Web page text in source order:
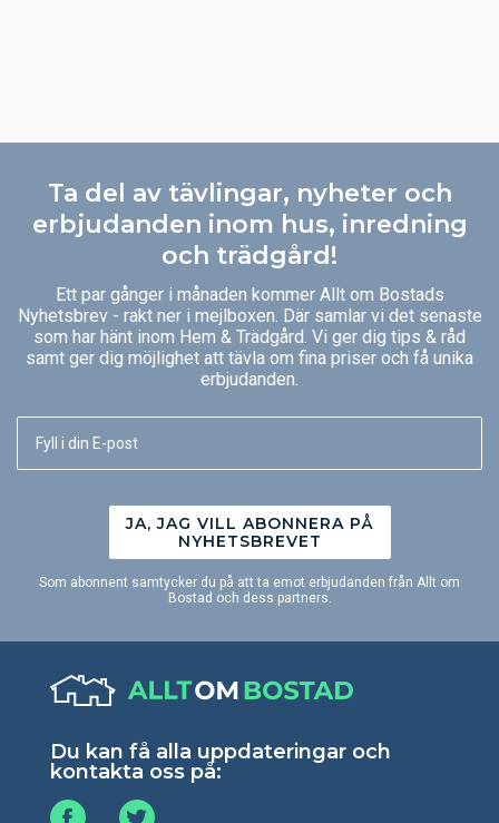
Ta del av tävlingar, nyheter och
erbjudanden inom hus, inredning
och trädgård!
Ett par gånger i månaden kommer Allt om Bostads
Nyhetsbrev - rakt ner i mejlboxen. Där samlar vi det senaste
som har hänt inom Hem & Trädgård. Vi ger dig tips & råd
samt ger dig möjlighet att tävla om fina priser och få unika
erbjudanden.
JA, JAG VILL ABONNERA PÅ
NYHETSBREVET
Som abonnent samtycker du på att ta emot erbjudanden från Allt om
Bostad och dess partners.
Du kan få alla uppdateringar och
kontakta oss på: